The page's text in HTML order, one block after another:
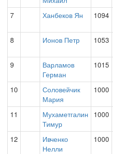
7 Ханбеков Ян 1094
8 Ионов Петр 1053
9
Варламов
Герман
1015
10
Соловейчик
Мария
1000
11
Мухаметгалин
Тимур
1000
12
Ивченко
Нелли
1000